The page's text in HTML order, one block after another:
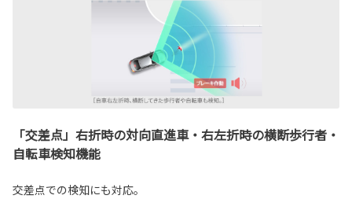
「交差点」右折時の対向直進車・右左折時の横断歩行者・
自転車検知機能
交差点での検知にも対応。